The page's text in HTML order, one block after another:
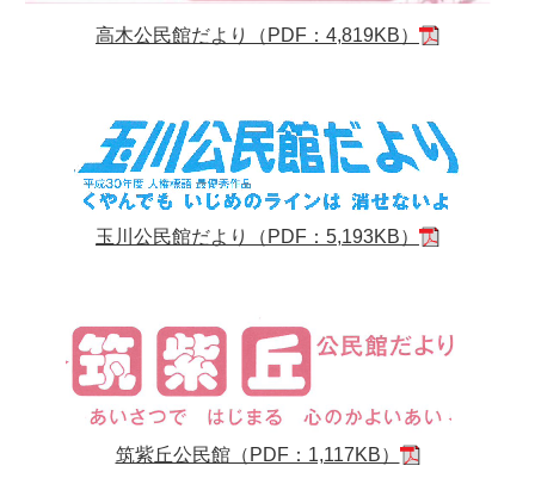
高木公民館だより（PDF：4,819KB）
玉川公民館だより（PDF：5,193KB）
筑紫丘公民館（PDF：1,117KB）